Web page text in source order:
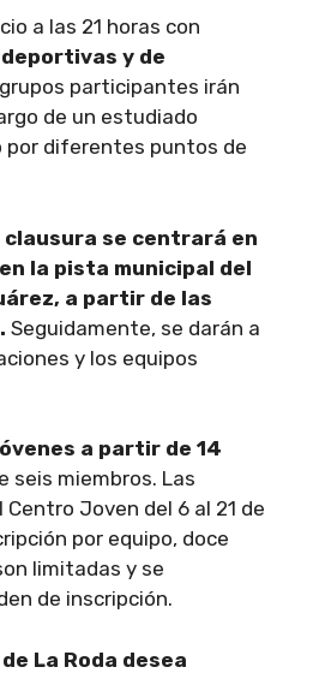
a las 21 horas con
y de
participantes irán
de un estudiado
diferentes puntos de
clausura se centrará en
la pista municipal del
a partir de las
Seguidamente, se darán a
y los equipos
a partir de 14
seis miembros. Las
Centro Joven del 6 al 21 de
por equipo, doce
limitadas y se
de inscripción.
La Roda desea